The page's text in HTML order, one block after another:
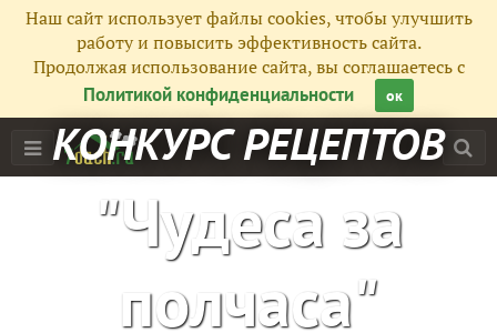
КОНКУРС РЕЦЕПТОВ
"Чудеса за
полчаса"
Наш сайт использует файлы cookies, чтобы улучшить
работу и повысить эффективность сайта.
Продолжая использование сайта, вы соглашаетесь с
Политикой конфиденциальности
ок